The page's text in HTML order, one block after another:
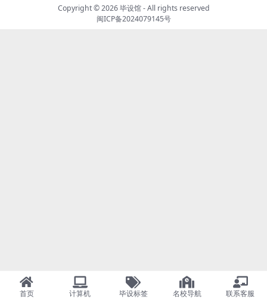
Copyright © 2026毕设馆- All rights reserved
闽ICP备2024079145号
首页 计算机 毕设标签 名校导航 联系客服